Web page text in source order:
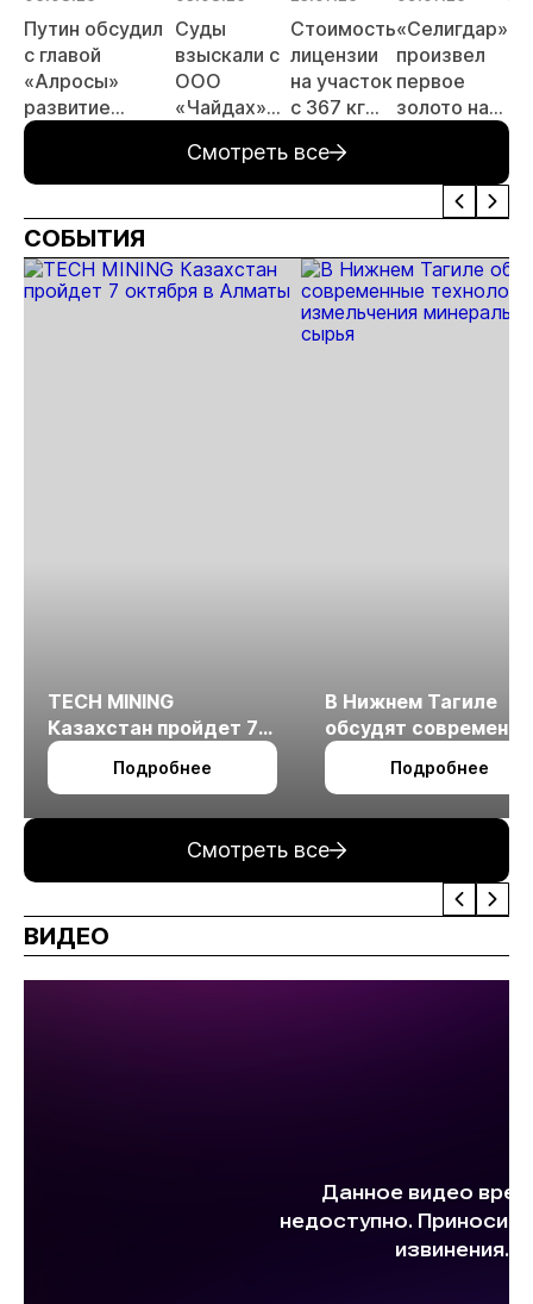
Путин обсудил
с главой
«Алросы»
развитие
золотодобычи
энергетических
проектов в
Якутии
Суды
взыскали с
ООО
«Чайдах»
рублей за
незаконную
добычу
Якутии
Стоимость
лицензии
на участок
с 367 кг
Якутии
выросла
почти в 50
«Селигдар»
произвел
первое
золото на
Смотреть все
СОБЫТИЯ
TECH MINING
Казахстан пройдет 7
октября в Алматы
Подробнее
В Нижнем Тагиле
обсудят
технологии
измельчения
Подробнее
Смотреть все
ВИДЕО